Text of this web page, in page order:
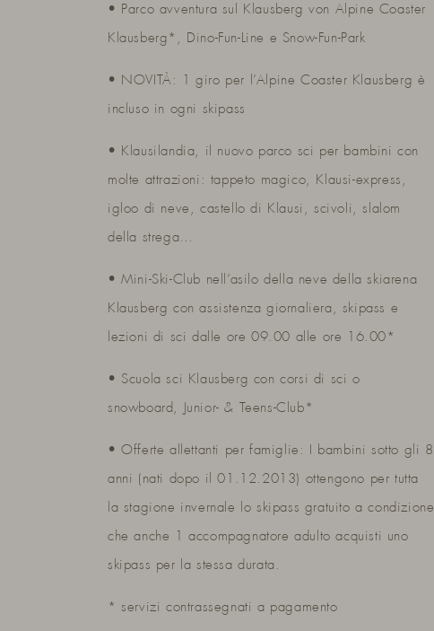
• Parco avventura sul Klausberg von Alpine Coaster
Klausberg*, Dino-Fun-Line e Snow-Fun-Park
• NOVITÀ: 1 giro per l’Alpine Coaster Klausberg è
incluso in ogni skipass
• Klausilandia, il nuovo parco sci per bambini con
molte attrazioni: tappeto magico, Klausi-express,
igloo di neve, castello di Klausi, scivoli, slalom
della strega…
• Mini-Ski-Club nell’asilo della neve della skiarena
Klausberg con assistenza giornaliera, skipass e
lezioni di sci dalle ore 09.00 alle ore 16.00*
• Scuola sci Klausberg con corsi di sci o
snowboard, Junior- & Teens-Club*
• Offerte allettanti per famiglie: I bambini sotto gli 8
anni (nati dopo il 01.12.2013) ottengono per tutta
la stagione invernale lo skipass gratuito a condizione
che anche 1 accompagnatore adulto acquisti uno
skipass per la stessa durata.
* servizi contrassegnati a pagamento